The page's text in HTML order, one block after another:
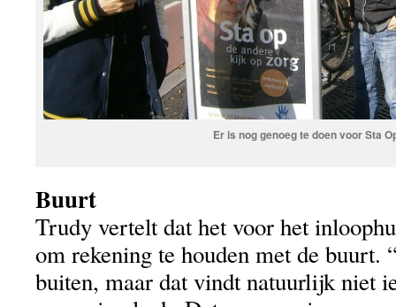
Er is nog genoeg te doen voor Sta
Buurt
Trudy vertelt dat het voor het
om rekening te houden met de buurt.
buiten, maar dat vindt natuurlijk niet